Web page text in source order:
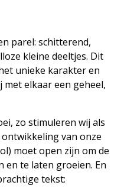
parel: schitterend,
kleine deeltjes. Dit
unieke karakter en
elkaar een geheel,
zo stimuleren wij als
van onze
moet open zijn om de
en te laten groeien. En
tekst: